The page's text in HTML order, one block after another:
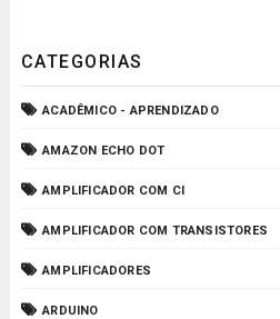
CATEGORIAS
ACADÊMICO - APRENDIZADO
AMAZON ECHO DOT
AMPLIFICADOR COM CI
AMPLIFICADOR COM TRANSISTORES
AMPLIFICADORES
ARDUINO